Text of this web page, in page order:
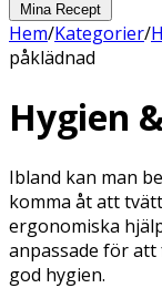
Mina Recept
Hem/Kategorier/
påklädnad
Hygien
Ibland kan man
komma åt att
ergonomiska
anpassade för
god hygien.